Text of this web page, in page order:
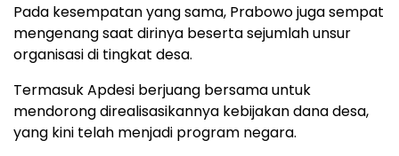
Pada kesempatan yang sama, Prabowo juga sempat
mengenang saat dirinya beserta sejumlah unsur
organisasi di tingkat desa.
Termasuk Apdesi berjuang bersama untuk
mendorong direalisasikannya kebijakan dana desa,
yang kini telah menjadi program negara.